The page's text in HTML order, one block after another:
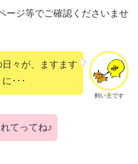
ージ等でご確認くださいませ
飼い主です
々が、ますます
･･･
てってね♪